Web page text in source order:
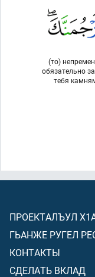
(то)
обязательно
тебя
ПРОЕКТАЛЪУЛ
ГЬАНЖЕ РУГЕЛ
КОНТАКТЫ
СДЕЛАТЬ ВКЛАД